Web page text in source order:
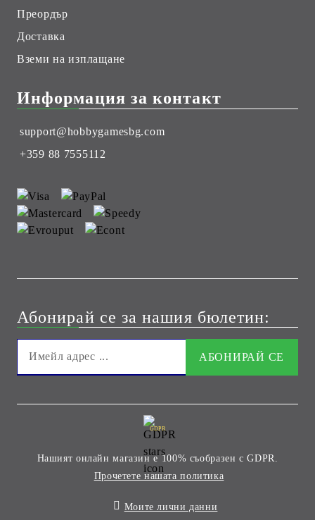
Преордър
Доставка
Вземи на изплащане
Информация за контакт
support@hobbygamesbg.com
+359 88 7555112
Абонирай се за нашия бюлетин:
GDPR
Нашият онлайн магазин е 100% съобразен с GDPR.
Прочетете нашата политика
Моите лични данни